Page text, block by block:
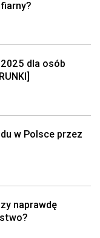
dla osób
w Polsce przez
naprawdę